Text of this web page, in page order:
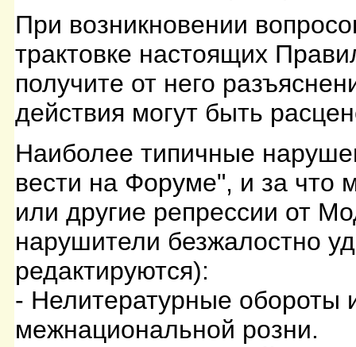
При возникновении
трактовке настоящих
получите от него
действия могут быть
Наиболее типичные
вести на Форуме", и за что
или другие репрессии от
нарушители безжалостно
редактируются):
- Нелитературные обороты
межнациональной розни.